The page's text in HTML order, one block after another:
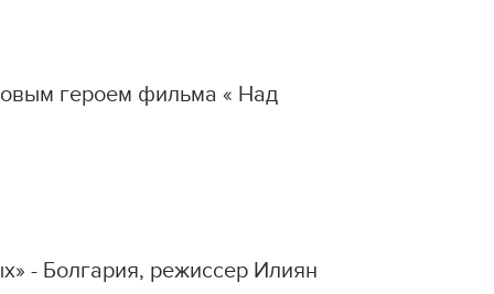
героем фильма « Над
- Болгария, режиссер Илиян